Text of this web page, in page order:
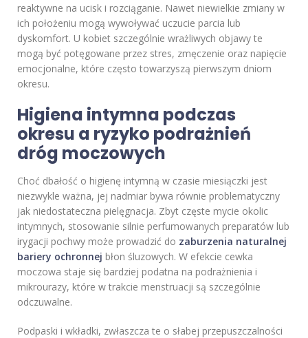
reaktywne na ucisk i rozciąganie. Nawet niewielkie zmiany w
ich położeniu mogą wywoływać uczucie parcia lub
dyskomfort. U kobiet szczególnie wrażliwych objawy te
mogą być potęgowane przez stres, zmęczenie oraz napięcie
emocjonalne, które często towarzyszą pierwszym dniom
okresu.
Higiena intymna podczas
okresu a ryzyko podrażnień
dróg moczowych
Choć dbałość o higienę intymną w czasie miesiączki jest
niezwykle ważna, jej nadmiar bywa równie problematyczny
jak niedostateczna pielęgnacja. Zbyt częste mycie okolic
intymnych, stosowanie silnie perfumowanych preparatów lub
irygacji pochwy może prowadzić do zaburzenia naturalnej
bariery ochronnej błon śluzowych. W efekcie cewka
moczowa staje się bardziej podatna na podrażnienia i
mikrourazy, które w trakcie menstruacji są szczególnie
odczuwalne.
Podpaski i wkładki, zwłaszcza te o słabej przepuszczalności